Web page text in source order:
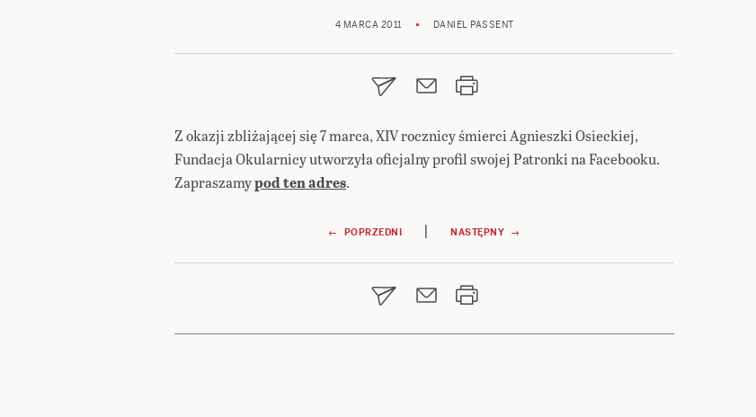
4 MARCA 2011 DANIEL PASSENT
Z okazji zbliżającej się 7 marca, XIV rocznicy śmierci Agnieszki Osieckiej,
Fundacja Okularnicy utworzyła oficjalny profil swojej Patronki na Facebooku.
Zapraszamypod ten adres.
wpisu
← POPRZEDNI | NASTĘPNY →